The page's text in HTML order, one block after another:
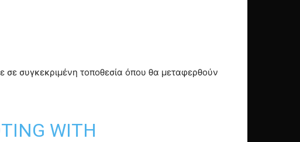
σε συγκεκριμένη τοποθεσία όπου θα μεταφερθούν
WITH